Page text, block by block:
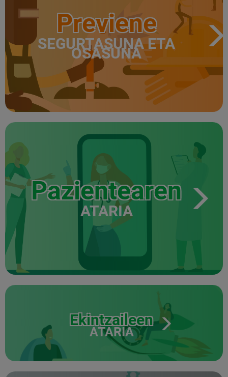
Previene
SEGURTASUNA ETA
OSASUNA
Pazientearen
ATARIA
Ekintzaileen
ATARIA